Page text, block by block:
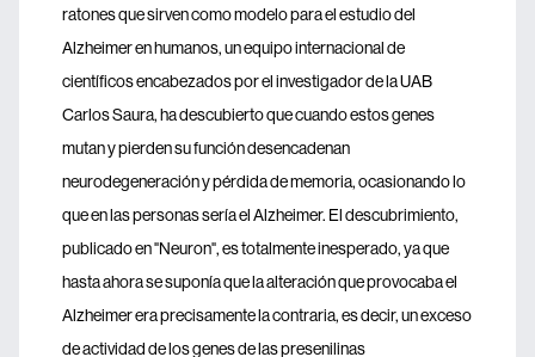
ratones que sirven como modelo para el estudio del
Alzheimer en humanos, un equipo internacional de
científicos encabezados por el investigador de la UAB
Carlos Saura, ha descubierto que cuando estos genes
mutan y pierden su función desencadenan
neurodegeneración y pérdida de memoria, ocasionando lo
que en las personas sería el Alzheimer. El descubrimiento,
publicado en "Neuron", es totalmente inesperado, ya que
hasta ahora se suponía que la alteración que provocaba el
Alzheimer era precisamente la contraria, es decir, un exceso
de actividad de los genes de las presenilinas